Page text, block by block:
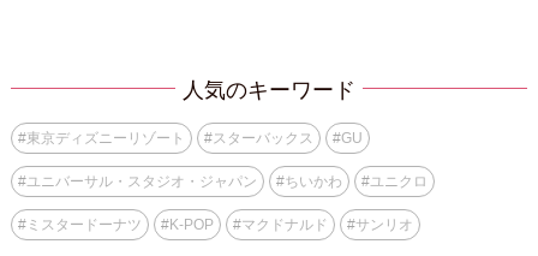
人気のキーワード
#東京ディズニーリゾート #スターバックス #GU
#ユニバーサル・スタジオ・ジャパン #ちいかわ #ユニクロ
#ミスタードーナツ #K-POP #マクドナルド #サンリオ